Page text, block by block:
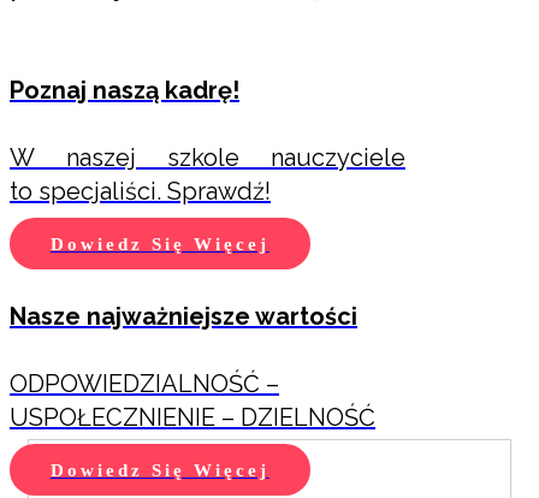
Poznaj naszą kadrę!
W naszej szkole nauczyciele
to specjaliści. Sprawdź!
Dowiedz Się Więcej
Nasze najważniejsze wartości
ODPOWIEDZIALNOŚĆ –
USPOŁECZNIENIE – DZIELNOŚĆ
Dowiedz Się Więcej